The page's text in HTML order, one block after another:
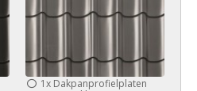
1xDakpanprofielplaten